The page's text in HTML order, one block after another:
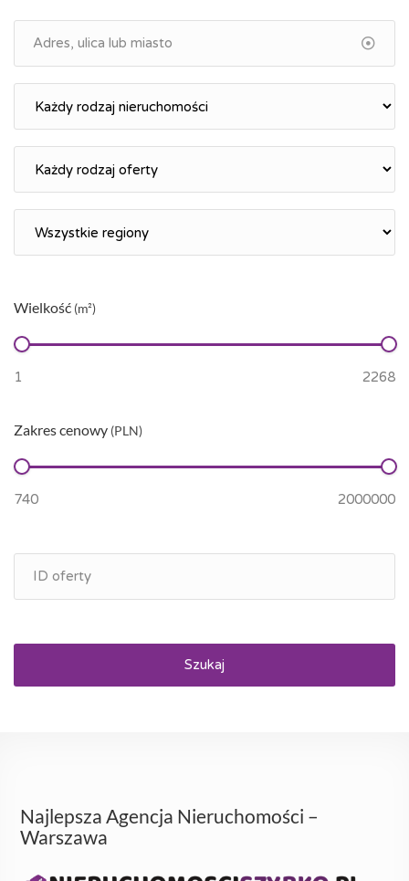
Wielkość (m²)
Zakres cenowy (PLN)
Szukaj
Najlepsza Agencja Nieruchomości –
Warszawa